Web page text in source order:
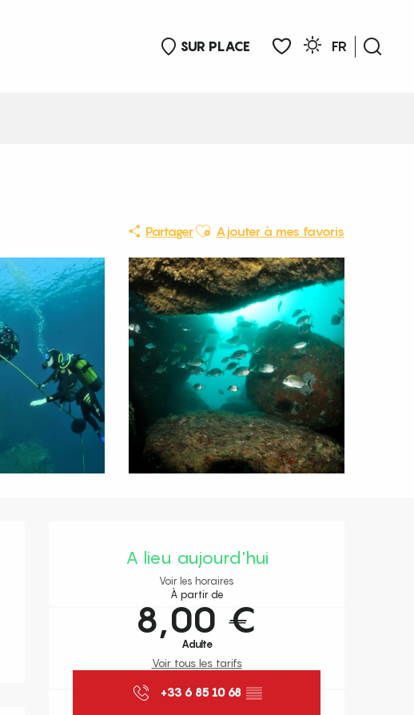
SUR PLACE
FR
PartagerAjouter aux favoris
Ajouter à mes favoris
A lieu aujourd'hui
Voir les horaires
À partir de
8,00 €
Adulte
Voir tous les tarifs
+33 6 85 10 68 ▒▒